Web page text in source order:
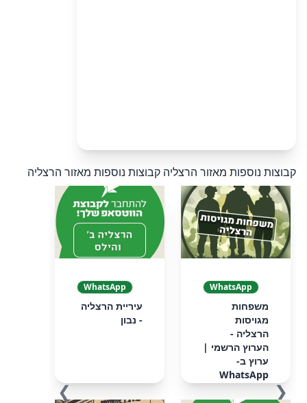
קבוצות נוספות מאזור הרצליה קבוצות נוספות מאזור הרצליה
❮
WhatsApp
‏‏משפחות
מגויסות
הרצליה -
הערוץ הרשמי‏ |
ערוץ ב-
WhatsApp
WhatsApp
עיריית הרצליה
- נבון
❯